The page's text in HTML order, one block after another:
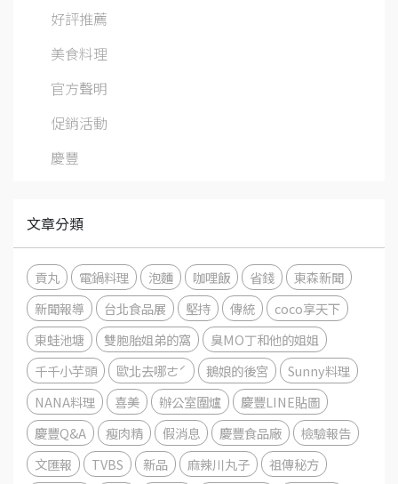
好評推薦
美食料理
官方聲明
促銷活動
慶豐
文章分類
貢丸 電鍋料理 泡麵 咖哩飯 省錢
東森新聞
新聞報導
台北食品展 堅持 傳統
coco享天下
東蛙池塘
雙胞胎姐弟的窩
臭MO丁和他的姐姐
千千小芋頭
歐北去哪ㄜˊ 鵝娘的後宮
Sunny料理
NANA料理
喜美 辦公室圍爐
慶豐LINE貼圖
慶豐Q&A
瘦肉精 假消息 慶豐食品廠
檢驗報告
文匯報
TVBS 新品 麻辣川丸子
祖傳秘方